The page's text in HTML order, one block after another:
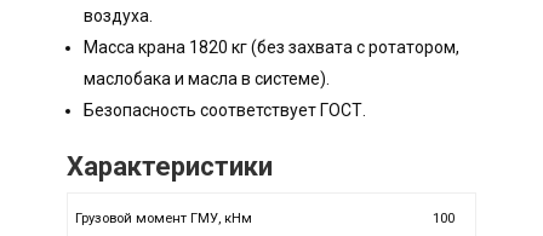
воздуха.
Масса крана 1820 кг (без захвата с ротатором,
маслобака и масла в системе).
Безопасность соответствует ГОСТ.
Характеристики
Грузовой момент ГМУ, кНм 100